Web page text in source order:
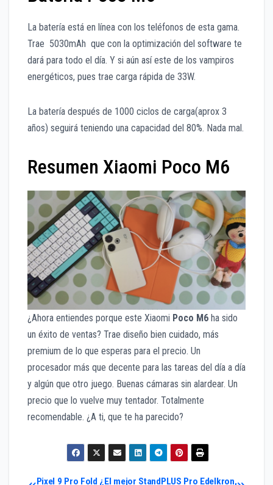
La batería está en línea con los teléfonos de esta gama.
Trae 5030mAh que con la optimización del software te
dará para todo el día. Y si aún así este de los vampiros
energéticos, pues trae carga rápida de 33W.
La batería después de 1000 ciclos de carga(aprox 3
años) seguirá teniendo una capacidad del 80%. Nada mal.
Resumen Xiaomi Poco M6
¿Ahora entiendes porque este Xiaomi Poco M6 ha sido
un éxito de ventas? Trae diseño bien cuidado, más
premium de lo que esperas para el precio. Un
procesador más que decente para las tareas del día a día
y algún que otro juego. Buenas cámaras sin alardear. Un
precio que lo vuelve muy tentador. Totalmente
recomendable. ¿A ti, que te ha parecido?
StandPLUS Pro Edelkron,
Pixel 9 Pro Fold ¿El mejor